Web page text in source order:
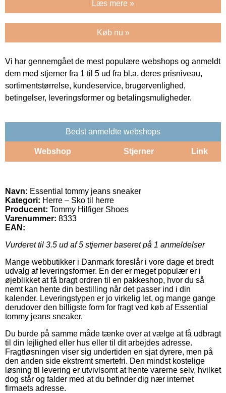
Læs mere »
Køb nu »
Vi har gennemgået de mest populære webshops og anmeldt
dem med stjerner fra 1 til 5 ud fra bl.a. deres prisniveau,
sortimentstørrelse, kundeservice, brugervenlighed,
betingelser, leveringsformer og betalingsmuligheder.
Bedst anmeldte webshops
Webshop Stjerner Link
Navn: Essential tommy jeans sneaker
Kategori: Herre – Sko til herre
Producent: Tommy Hilfiger Shoes
Varenummer: 8333
EAN:
Vurderet til 3.5 ud af 5 stjerner baseret på 1 anmeldelser
Mange webbutikker i Danmark foreslår i vore dage et bredt
udvalg af leveringsformer. En der er meget populær er i
øjeblikket at få bragt ordren til en pakkeshop, hvor du så
nemt kan hente din bestilling når det passer ind i din
kalender. Leveringstypen er jo virkelig let, og mange gange
derudover den billigste form for fragt ved køb af Essential
tommy jeans sneaker.
Du burde på samme måde tænke over at vælge at få udbragt
til din lejlighed eller hus eller til dit arbejdes adresse.
Fragtløsningen viser sig undertiden en sjat dyrere, men på
den anden side ekstremt smertefri. Den mindst kostelige
løsning til levering er utvivlsomt at hente varerne selv, hvilket
dog står og falder med at du befinder dig nær internet
firmaets adresse.